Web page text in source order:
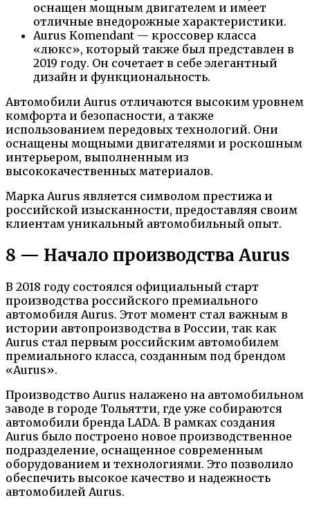
оснащен мощным двигателем и имеет
отличные внедорожные характеристики.
Aurus Komendant — кроссовер класса
«люкс», который также был представлен в
2019 году. Он сочетает в себе элегантный
дизайн и функциональность.
Автомобили Aurus отличаются высоким уровнем
комфорта и безопасности, а также
использованием передовых технологий. Они
оснащены мощными двигателями и роскошным
интерьером, выполненным из
высококачественных материалов.
Марка Aurus является символом престижа и
российской изысканности, предоставляя своим
клиентам уникальный автомобильный опыт.
8 — Начало производства Aurus
В 2018 году состоялся официальный старт
производства российского премиального
автомобиля Aurus. Этот момент стал важным в
истории автопроизводства в России, так как
Aurus стал первым российским автомобилем
премиального класса, созданным под брендом
«Aurus».
Производство Aurus налажено на автомобильном
заводе в городе Тольятти, где уже собираются
автомобили бренда LADA. В рамках создания
Aurus было построено новое производственное
подразделение, оснащенное современным
оборудованием и технологиями. Это позволило
обеспечить высокое качество и надежность
автомобилей Aurus.